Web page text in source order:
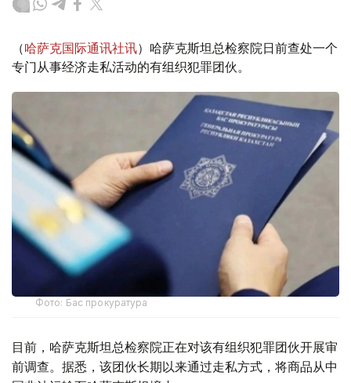
（哈萨克国际通讯社讯）哈萨克斯坦总检察院日前查处一个
专门从事经济走私活动的有组织犯罪团伙。
Фото: Бас прокуратура
目前，哈萨克斯坦总检察院正在对该有组织犯罪团伙开展审
前调查。据悉，该团伙长期以来通过走私方式，将商品从中